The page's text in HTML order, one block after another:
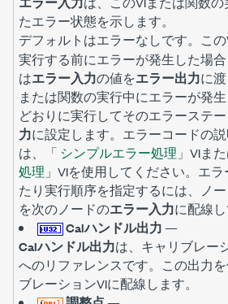
たエラー状態を示します。
デフォルトはエラーなしです。こ
実行する前にエラーが発生した場
はエラー入力の値をエラー出力に
または関数の実行中にエラーが発
どおりに実行してそのエラーステ
力に設定します。エラーコードの
は、「 シンプルエラー処理 」VIま
処理 」VIを使用してください。エ
たり実行順序を指定するには、ノ
を次のノードのエラー入力に配線し
Calハンドル出力 —
Calハンドル出力は、キャリブレー
へのリファレンスです。この出力
ブレーションVIに配線します。